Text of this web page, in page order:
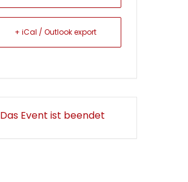
+ iCal / Outlook export
Das Event ist beendet